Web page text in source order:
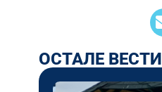
ОСТАЛЕ ВЕСТИ